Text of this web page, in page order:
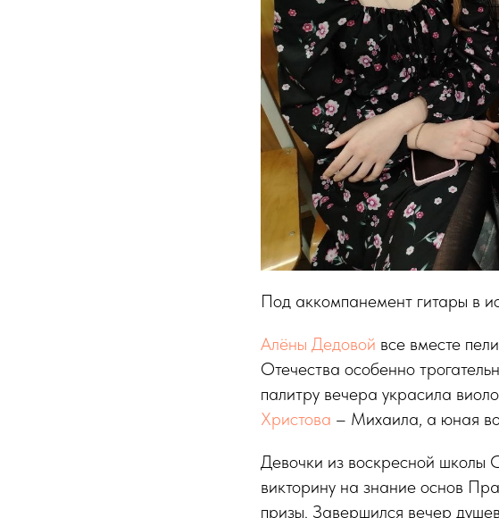
Под аккомпанемент гитары в
Алёны Дедовой все вместе
Отечества особенно
палитру вечера украсила
Христова – Михаила, а юная
Девочки из воскресной школы
викторину на знание основ
призы. Завершился вечер